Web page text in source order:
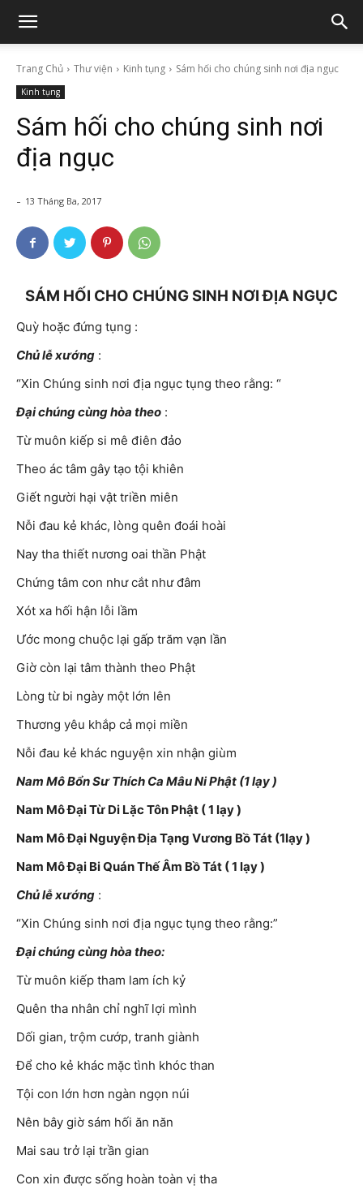
Trang Chủ Thư viện Kinh tụng Sám hối cho chúng sinh nơi địa ngục
Kinh tụng
Sám hối cho chúng sinh nơi
địa ngục
- 13 Tháng Ba, 2017
SÁM HỐI CHO CHÚNG SINH NƠI ĐỊA NGỤC
Quỳ hoặc đứng tụng :
Chủ lễ xướng :
“Xin Chúng sinh nơi địa ngục tụng theo rằng: “
Đại chúng cùng hòa theo :
Từ muôn kiếp si mê điên đảo
Theo ác tâm gây tạo tội khiên
Giết người hại vật triền miên
Nỗi đau kẻ khác, lòng quên đoái hoài
Nay tha thiết nương oai thần Phật
Chứng tâm con như cắt như đâm
Xót xa hối hận lỗi lầm
Ước mong chuộc lại gấp trăm vạn lần
Giờ còn lại tâm thành theo Phật
Lòng từ bi ngày một lớn lên
Thương yêu khắp cả mọi miền
Nỗi đau kẻ khác nguyện xin nhận giùm
Nam Mô Bổn Sư Thích Ca Mâu Ni Phật (1 lạy )
Nam Mô Đại Từ Di Lặc Tôn Phật ( 1 lạy )
Nam Mô Đại Nguyện Địa Tạng Vương Bồ Tát (1lạy )
Nam Mô Đại Bi Quán Thế Âm Bồ Tát ( 1 lạy )
Chủ lễ xướng :
“Xin Chúng sinh nơi địa ngục tụng theo rằng:”
Đại chúng cùng hòa theo:
Từ muôn kiếp tham lam ích kỷ
Quên tha nhân chỉ nghĩ lợi mình
Dối gian, trộm cướp, tranh giành
Để cho kẻ khác mặc tình khóc than
Tội con lớn hơn ngàn ngọn núi
Nên bây giờ sám hối ăn năn
Mai sau trở lại trần gian
Con xin được sống hoàn toàn vị tha